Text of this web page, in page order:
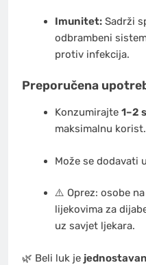
Imunitet:Sadrži
odbrambeni
protiv infekcija.
Preporučena
Konzumirajte 1–2
maksimalnu korist.
Može se dodavati
⚠️ Oprez: osobe
lijekovima za
uz savjet ljekara.
🌿 Beli luk je